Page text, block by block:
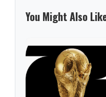
You Might Also